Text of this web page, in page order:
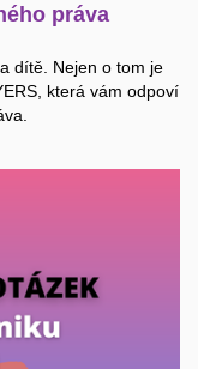
práva
dítě. Nejen o tom je
která vám odpoví